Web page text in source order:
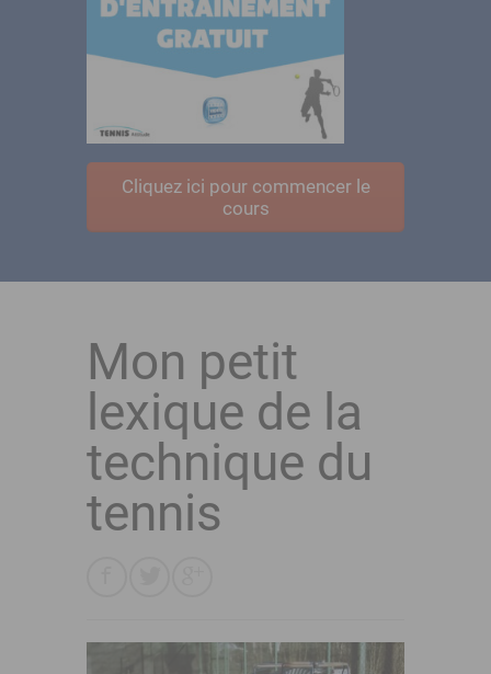
Cliquez ici pour commencer le
cours
Mon petit
lexique de la
technique du
tennis